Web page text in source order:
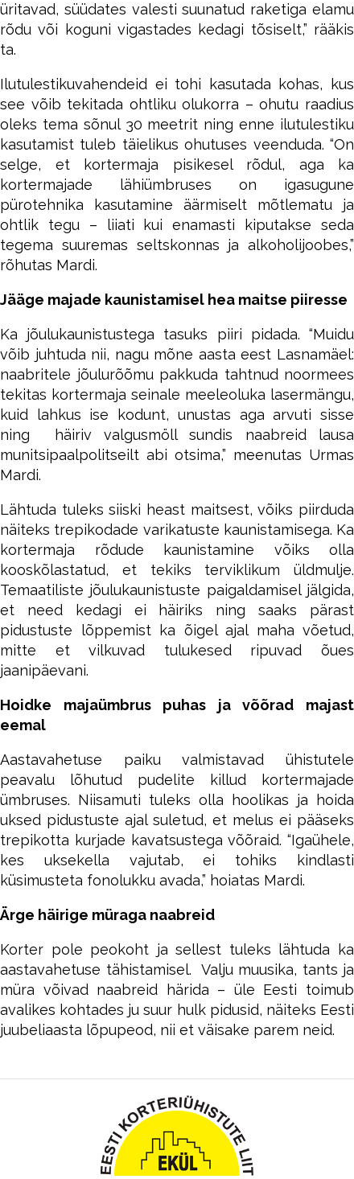
üritavad, süüdates valesti suunatud raketiga elamu
rõdu või koguni vigastades kedagi tõsiselt,” rääkis
ta.
Ilutulestikuvahendeid ei tohi kasutada kohas, kus
see võib tekitada ohtliku olukorra – ohutu raadius
oleks tema sõnul 30 meetrit ning enne ilutulestiku
kasutamist tuleb täielikus ohutuses veenduda. “On
selge, et kortermaja pisikesel rõdul, aga ka
kortermajade lähiümbruses on igasugune
pürotehnika kasutamine äärmiselt mõtlematu ja
ohtlik tegu – liiati kui enamasti kiputakse seda
tegema suuremas seltskonnas ja alkoholijoobes,”
rõhutas Mardi.
Jääge majade kaunistamisel hea maitse piiresse
Ka jõulukaunistustega tasuks piiri pidada. “Muidu
võib juhtuda nii, nagu mõne aasta eest Lasnamäel:
naabritele jõulurõõmu pakkuda tahtnud noormees
tekitas kortermaja seinale meeleoluka lasermängu,
kuid lahkus ise kodunt, unustas aga arvuti sisse
ning häiriv valgusmöll sundis naabreid lausa
munitsipaalpolitseilt abi otsima,” meenutas Urmas
Mardi.
Lähtuda tuleks siiski heast maitsest, võiks piirduda
näiteks trepikodade varikatuste kaunistamisega. Ka
kortermaja rõdude kaunistamine võiks olla
kooskõlastatud, et tekiks terviklikum üldmulje.
Temaatiliste jõulukaunistuste paigaldamisel jälgida,
et need kedagi ei häiriks ning saaks pärast
pidustuste lõppemist ka õigel ajal maha võetud,
mitte et vilkuvad tulukesed ripuvad õues
jaanipäevani.
Hoidke majaümbrus puhas ja võõrad majast
eemal
Aastavahetuse paiku valmistavad ühistutele
peavalu lõhutud pudelite killud kortermajade
ümbruses. Niisamuti tuleks olla hoolikas ja hoida
uksed pidustuste ajal suletud, et melus ei pääseks
trepikotta kurjade kavatsustega võõraid. “Igaühele,
kes uksekella vajutab, ei tohiks kindlasti
küsimusteta fonolukku avada,” hoiatas Mardi.
Ärge häirige müraga naabreid
Korter pole peokoht ja sellest tuleks lähtuda ka
aastavahetuse tähistamisel. Valju muusika, tants ja
müra võivad naabreid härida – üle Eesti toimub
avalikes kohtades ju suur hulk pidusid, näiteks Eesti
juubeliaasta lõpupeod, nii et väisake parem neid.